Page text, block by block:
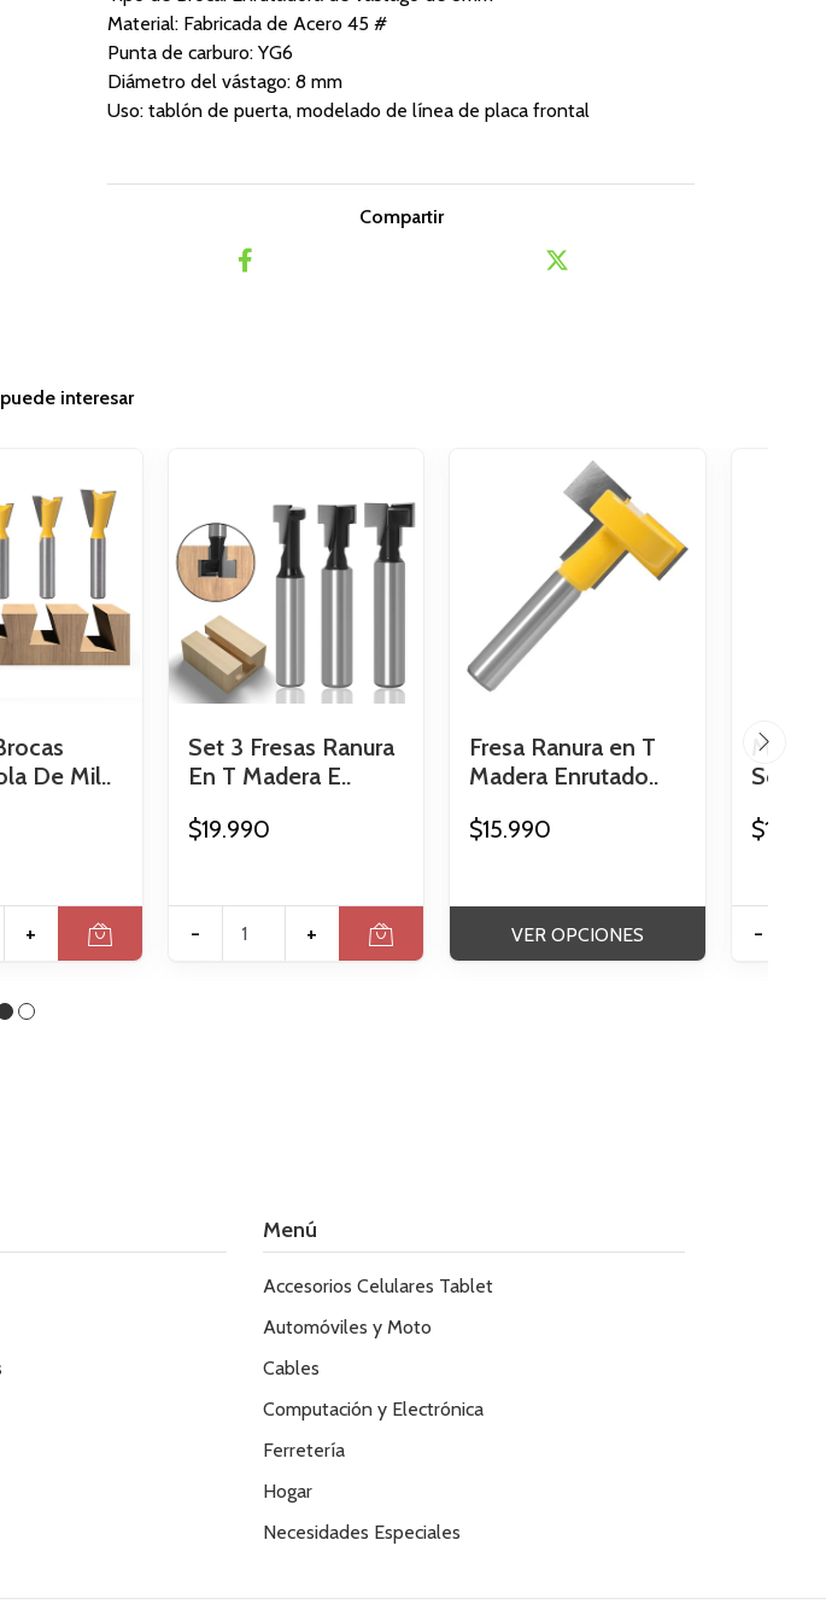
Material: Fabricada de Acero 45 #
Punta de carburo: YG6
Diámetro del vástago: 8 mm
Uso: tablón de puerta, modelado de línea de placa frontal
Compartir
interesar
De Mil..
+
Set 3 Fresas Ranura
En T Madera E..
$19.990
- +
Fresa Ranura en T
Madera Enrutado..
$15.990
VER OPCIONES -
Menú
Accesorios Celulares Tablet
Automóviles y Moto
Cables
Computación y Electrónica
Ferretería
Hogar
Necesidades Especiales